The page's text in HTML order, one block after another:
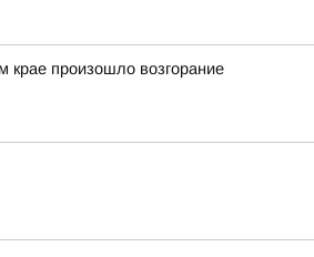
произошло возгорание